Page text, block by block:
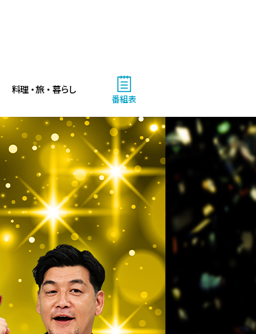
料理・旅・暮らし
番組表
4:50
テレメンタリー2026「核を抱
く星-VOICE-」
あさ 5:20
日本のチカラ
あさ 5:50
ANNニュース
あさ 6:00
グッド!モーニング